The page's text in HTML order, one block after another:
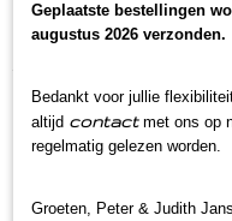
Home>Limburgse
vrouwen>
Geplaatste bestellingen
augustus 2026 verzonden.
Bedankt voor jullie
altijd contactmet ons op
regelmatig gelezen worden.
Groeten, Peter & Judith